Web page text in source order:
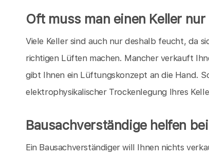
Oft muss man einen Keller
Viele Keller sind auch nur deshalb feucht, da
richtigen Lüften machen. Mancher verkauft
gibt Ihnen ein Lüftungskonzept an die Hand.
elektrophysikalischer Trockenlegung Ihres
Bausachverständige helfen
Ein Bausachverständiger will Ihnen nichts